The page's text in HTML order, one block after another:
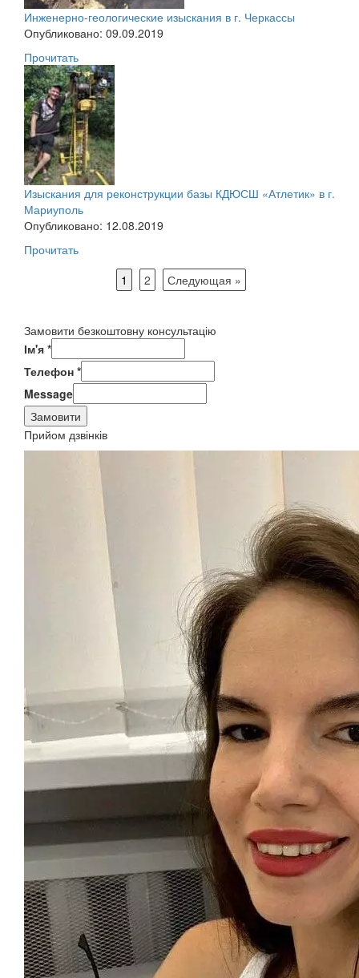
Инженерно-геологические изыскания в г. Черкассы
Опубликовано: 09.09.2019
Прочитать
Изыскания для реконструкции базы КДЮСШ «Атлетик» в г.
Мариуполь
Опубликовано: 12.08.2019
Прочитать
1
2 Следующая »
Замовити безкоштовну консультацію
Ім'я *
Телефон *
Message
Замовити
Прийом дзвінків